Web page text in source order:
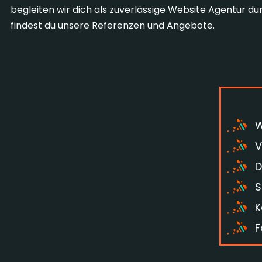
begleiten wir dich als zuverlässige Website Agentur
findest du unsere Referenzen und Angebote.